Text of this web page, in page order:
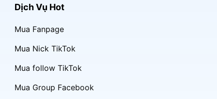
Dịch Vụ Hot
Mua Fanpage
Mua Nick TikTok
Mua follow TikTok
Mua Group Facebook